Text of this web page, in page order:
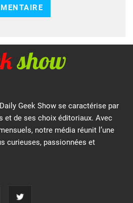
Geek Show se caractérise par
et de ses choix éditoriaux. Avec
notre média réunit l’une
curieuses, passionnées et